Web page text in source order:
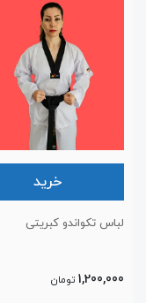
خرید
لباس تکواندو کبریتی
1,200,000 تومان